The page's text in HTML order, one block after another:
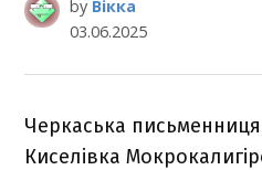
by Вікка
03.06.2025
Черкаська
Киселівка